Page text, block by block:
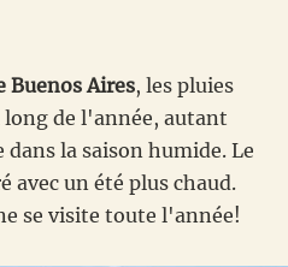
Buenos Aires, les pluies
de l'année, autant
dans la saison humide. Le
avec un été plus chaud.
se visite toute l'année!